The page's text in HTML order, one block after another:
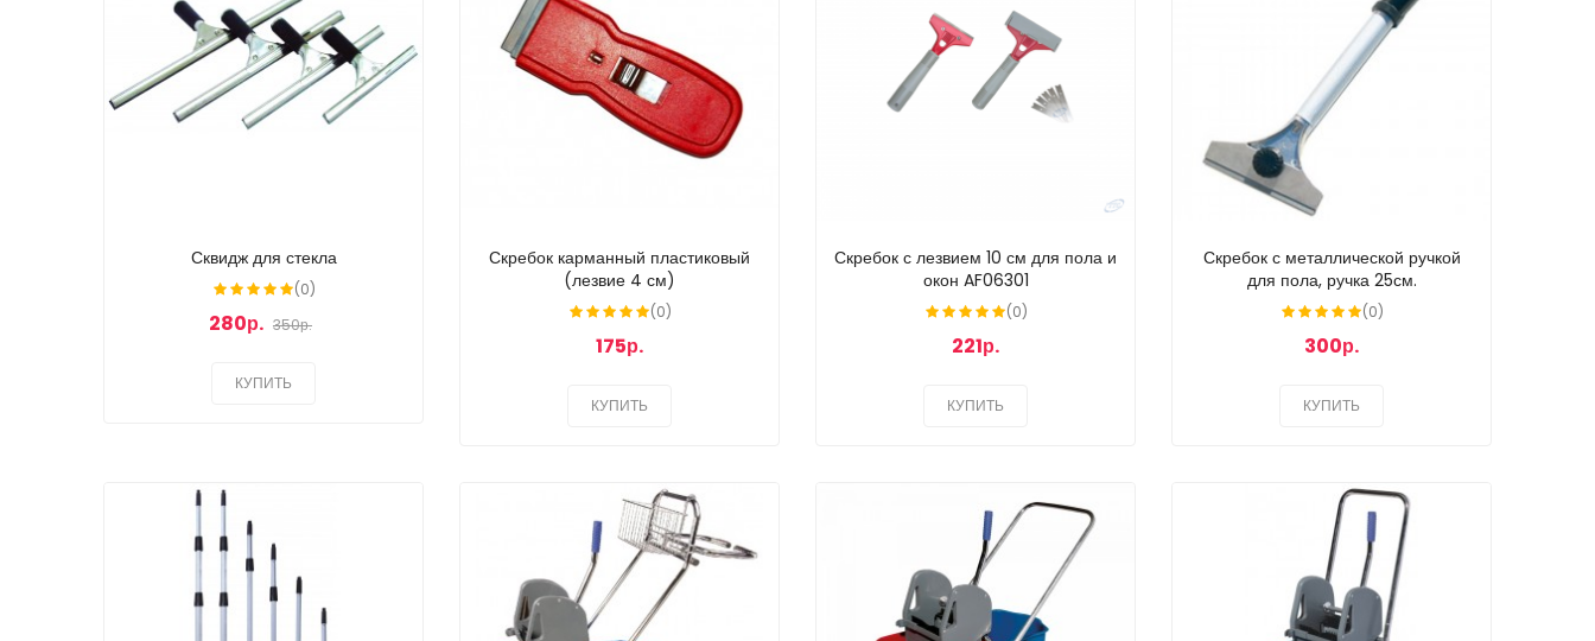
Сквидж для стекла
(0)
280р. 350р.
КУПИТЬ
Скребок карманный пластиковый
(лезвие 4 см)
(0)
175р.
КУПИТЬ
Скребок с лезвием 10 см для пола и
окон AF06301
(0)
221р.
КУПИТЬ
Скребок с металлической ручкой
для пола, ручка 25см.
(0)
300р.
КУПИТЬ